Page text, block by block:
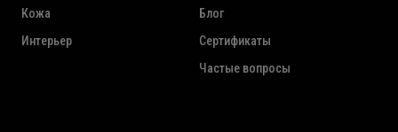
Кожа
Интерьер
Блог
Сертификаты
Частые вопросы